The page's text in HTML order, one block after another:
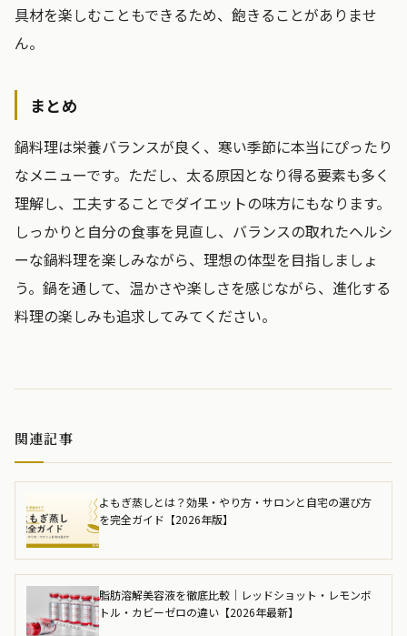
具材を楽しむこともできるため、飽きることがありませ
ん。
まとめ
鍋料理は栄養バランスが良く、寒い季節に本当にぴったり
なメニューです。ただし、太る原因となり得る要素も多く
理解し、工夫することでダイエットの味方にもなります。
しっかりと自分の食事を見直し、バランスの取れたヘルシ
ーな鍋料理を楽しみながら、理想の体型を目指しましょ
う。鍋を通して、温かさや楽しさを感じながら、進化する
料理の楽しみも追求してみてください。
関連記事
よもぎ蒸しとは？効果・やり方・サロンと自宅の選び方
を完全ガイド【2026年版】
脂肪溶解美容液を徹底比較｜レッドショット・レモンボ
トル・カビーゼロの違い【2026年最新】